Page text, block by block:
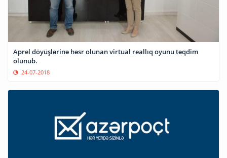
Aprel döyüşlərinə həsr olunan virtual reallıq oyunu təqdim
olunub.
24-07-2018